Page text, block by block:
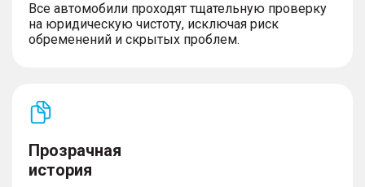
Все автомобили проходят тщательную проверку
на юридическую чистоту, исключая риск
обременений и скрытых проблем.
Прозрачная
история